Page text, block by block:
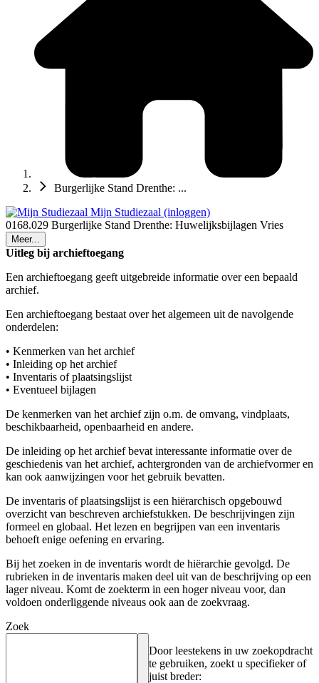
Burgerlijke Stand Drenthe: ...
Mijn Studiezaal (inloggen)
0168.029 Burgerlijke Stand Drenthe: Huwelijksbijlagen Vries
Meer...
Uitleg bij archieftoegang
Een archieftoegang geeft uitgebreide informatie over een bepaald
archief.
Een archieftoegang bestaat over het algemeen uit de navolgende
onderdelen:
• Kenmerken van het archief
• Inleiding op het archief
• Inventaris of plaatsingslijst
• Eventueel bijlagen
De kenmerken van het archief zijn o.m. de omvang, vindplaats,
beschikbaarheid, openbaarheid en andere.
De inleiding op het archief bevat interessante informatie over de
geschiedenis van het archief, achtergronden van de archiefvormer en
kan ook aanwijzingen voor het gebruik bevatten.
De inventaris of plaatsingslijst is een hiërarchisch opgebouwd
overzicht van beschreven archiefstukken. De beschrijvingen zijn
formeel en globaal. Het lezen en begrijpen van een inventaris
behoeft enige oefening en ervaring.
Bij het zoeken in de inventaris wordt de hiërarchie gevolgd. De
rubrieken in de inventaris maken deel uit van de beschrijving op een
lager niveau. Komt de zoekterm in een hoger niveau voor, dan
voldoen onderliggende niveaus ook aan de zoekvraag.
Zoek
Door leestekens in uw zoekopdracht
te gebruiken, zoekt u specifieker of
juist breder: